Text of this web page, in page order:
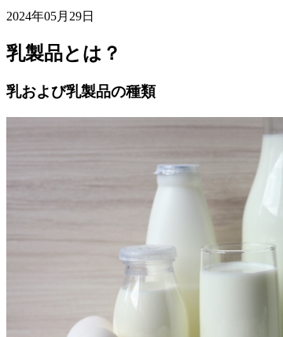
2024年05月29日
乳製品とは？
乳および乳製品の種類